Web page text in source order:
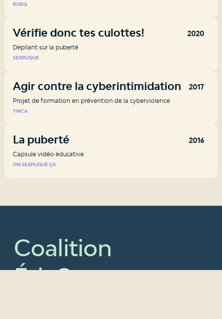
ROEQ
2020
Vérifie donc tes culottes!
Dépliant sur la puberté
SEXPLIQUE
2017
Agir contre la cyberintimidation
Projet de formation en prévention de la cyberviolence
YWCA
2016
La puberté
Capsule vidéo éducative
ON SEXPLIQUE ÇA
Coalition
ÉduSex